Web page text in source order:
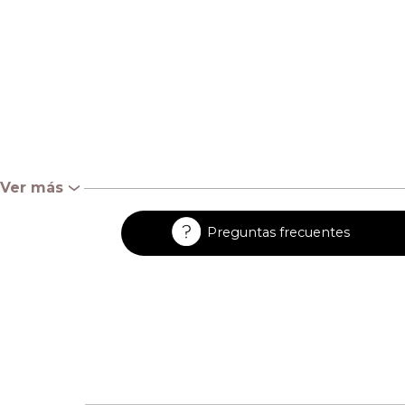
Ver más‹
Preguntas frecuentes